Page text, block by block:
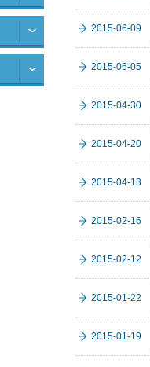
2015-06-09
2015-06-05
2015-04-30
2015-04-20
2015-04-13
2015-02-16
2015-02-12
2015-01-22
2015-01-19